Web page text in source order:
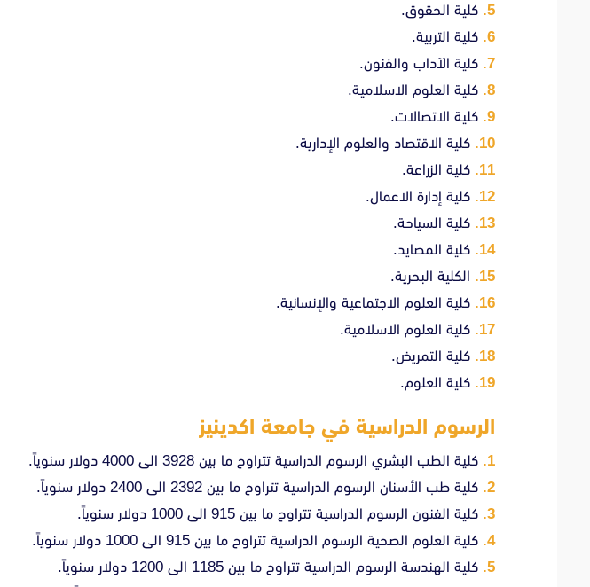
كلية الحقوق.
كلية التربية.
كلية الآداب والفنون.
كلية العلوم الاسلامية.
كلية الاتصالات.
كلية الاقتصاد والعلوم الإدارية.
كلية الزراعة.
كلية إدارة الاعمال.
كلية السياحة.
كلية المصايد.
الكلية البحرية.
كلية العلوم الاجتماعية والإنسانية.
كلية العلوم الاسلامية.
كلية التمريض.
كلية العلوم.
الرسوم الدراسية في جامعة اكدينيز
كلية الطب البشري الرسوم الدراسية تتراوح ما بين 3928 الى 4000 دولار سنوياً.
كلية طب الأسنان الرسوم الدراسية تتراوح ما بين 2392 الى 2400 دولار سنوياً.
كلية الفنون الرسوم الدراسية تتراوح ما بين 915 الى 1000 دولار سنوياً.
كلية العلوم الصحية الرسوم الدراسية تتراوح ما بين 915 الى 1000 دولار سنوياً.
كلية الهندسة الرسوم الدراسية تتراوح ما بين 1185 الى 1200 دولار سنوياً.